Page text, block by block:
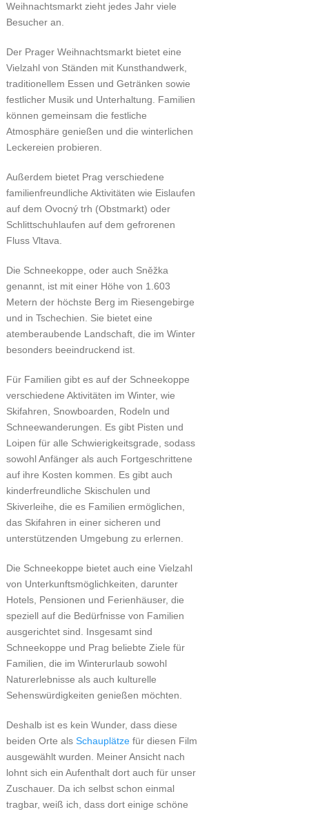
Weihnachtsmarkt zieht jedes Jahr viele
Besucher an.
Der Prager Weihnachtsmarkt bietet eine
Vielzahl von Ständen mit Kunsthandwerk,
traditionellem Essen und Getränken sowie
festlicher Musik und Unterhaltung. Familien
können gemeinsam die festliche
Atmosphäre genießen und die winterlichen
Leckereien probieren.
Außerdem bietet Prag verschiedene
familienfreundliche Aktivitäten wie Eislaufen
auf dem Ovocný trh (Obstmarkt) oder
Schlittschuhlaufen auf dem gefrorenen
Fluss Vltava.
Die Schneekoppe, oder auch Sněžka
genannt, ist mit einer Höhe von 1.603
Metern der höchste Berg im Riesengebirge
und in Tschechien. Sie bietet eine
atemberaubende Landschaft, die im Winter
besonders beeindruckend ist.
Für Familien gibt es auf der Schneekoppe
verschiedene Aktivitäten im Winter, wie
Skifahren, Snowboarden, Rodeln und
Schneewanderungen. Es gibt Pisten und
Loipen für alle Schwierigkeitsgrade, sodass
sowohl Anfänger als auch Fortgeschrittene
auf ihre Kosten kommen. Es gibt auch
kinderfreundliche Skischulen und
Skiverleihe, die es Familien ermöglichen,
das Skifahren in einer sicheren und
unterstützenden Umgebung zu erlernen.
Die Schneekoppe bietet auch eine Vielzahl
von Unterkunftsmöglichkeiten, darunter
Hotels, Pensionen und Ferienhäuser, die
speziell auf die Bedürfnisse von Familien
ausgerichtet sind. Insgesamt sind
Schneekoppe und Prag beliebte Ziele für
Familien, die im Winterurlaub sowohl
Naturerlebnisse als auch kulturelle
Sehenswürdigkeiten genießen möchten.
Deshalb ist es kein Wunder, dass diese
beiden Orte als Schauplätzefür diesen Film
ausgewählt wurden. Meiner Ansicht nach
lohnt sich ein Aufenthalt dort auch für unser
Zuschauer. Da ich selbst schon einmal
tragbar, weiß ich, dass dort einige schöne